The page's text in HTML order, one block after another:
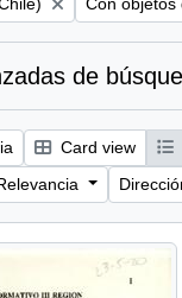
de
Card view